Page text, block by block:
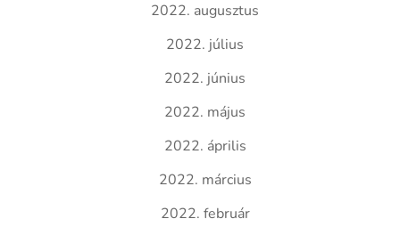
2022. augusztus
2022. július
2022. június
2022. május
2022. április
2022. március
2022. február